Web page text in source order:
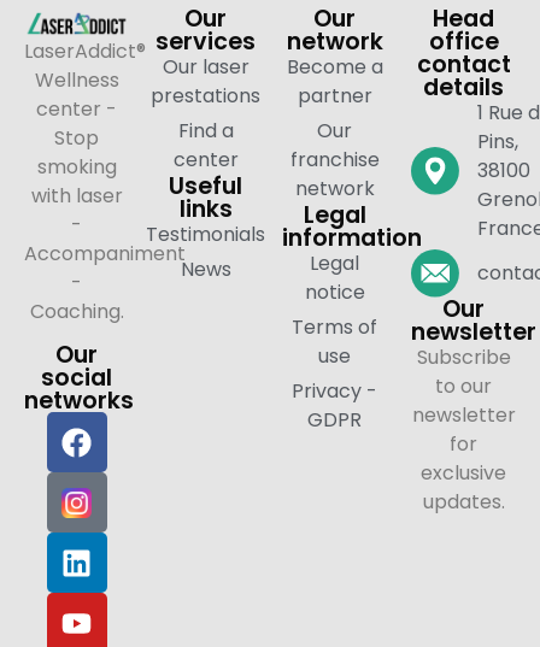
LaserAddict®
Wellness
center -
Stop
smoking
with laser
-
Accompaniment
-
Coaching.
Our
social
networks
Our
services
Our laser
prestations
Find a
center
Useful
links
Testimonials
News
Our
network
Become a
partner
Our
franchise
network
Legal
information
Legal
notice
Terms of
use
Privacy -
GDPR
Head
office
contact
details
1 Rue
Pins,
38100
Our
newsletter
Subscribe
to our
newsletter
for
exclusive
updates.